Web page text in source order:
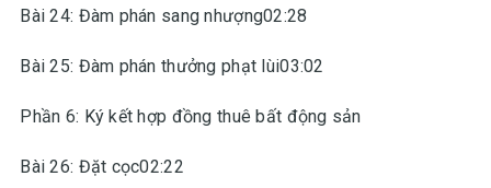
Bài 24: Đàm phán sang nhượng02:28
Bài 25: Đàm phán thưởng phạt lùi03:02
Phần 6: Ký kết hợp đồng thuê bất động sản
Bài 26: Đặt cọc02:22